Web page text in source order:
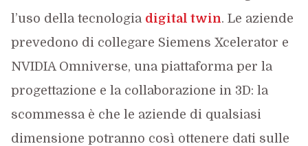
l’uso della tecnologia digital twin. Le aziende
prevedono di collegare Siemens Xcelerator e
NVIDIA Omniverse, una piattaforma per la
progettazione e la collaborazione in 3D: la
scommessa è che le aziende di qualsiasi
dimensione potranno così ottenere dati sulle